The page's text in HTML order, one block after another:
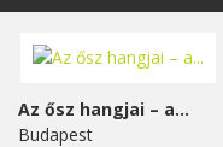
Az ősz hangjai – a...
Budapest